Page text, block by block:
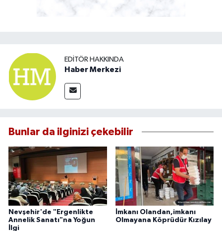
EDITÖR HAKKINDA
Haber Merkezi
Bunlar da ilginizi çekebilir
Nevşehir'de "Ergenlikte
Annelik Sanatı"na Yoğun
İlgi
İmkanı Olandan,imkanı
Olmayana Köprüdür Kızılay